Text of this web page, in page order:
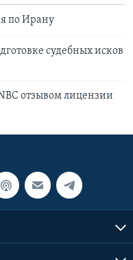
по Ирану
судебных исков
отзывом лицензии